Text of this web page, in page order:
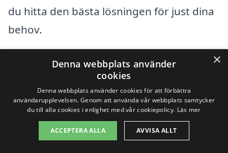
du hitta den bästa lösningen för just dina
behov.
Att tänka på alla dessa faktorer när du
solpaneler i Färila
dig både tid och pengar. Plattformar som
solpaneler-kostnad.se gör det enklare att
navigera i valet av installatör och att få
×
Denna webbplats använder
cookies
Denna webbplats använder cookies för att förbättra
användarupplevelsen. Genom att använda vår webbplats samtycker
du till alla cookies i enlighet med vår cookiepolicy. Läs mer
ACCEPTERA ALLA AVVISA ALLT